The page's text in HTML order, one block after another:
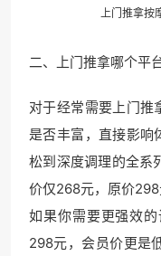
上门推拿按
二、上门推拿哪个平
对于经常需要上门推
是否丰富，直接影响
松到深度调理的全系
价仅268元，原价298
如果你需要更强效
298元，会员价更是